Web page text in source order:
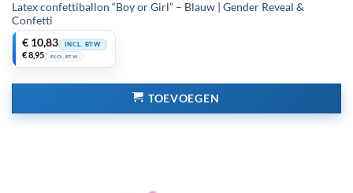
Latex confettiballon “Boy or Girl” – Blauw | Gender Reveal &
Confetti
€10,83 INCL. BTW
€8,95 EXCL. BTW
TOEVOEGEN